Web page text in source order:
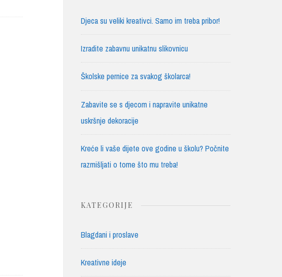
Djeca su veliki kreativci. Samo im treba pribor!
Izradite zabavnu unikatnu slikovnicu
Školske pernice za svakog školarca!
Zabavite se s djecom i napravite unikatne
uskršnje dekoracije
Kreće li vaše dijete ove godine u školu? Počnite
razmišljati o tome što mu treba!
KATEGORIJE
Blagdani i proslave
Kreativne ideje